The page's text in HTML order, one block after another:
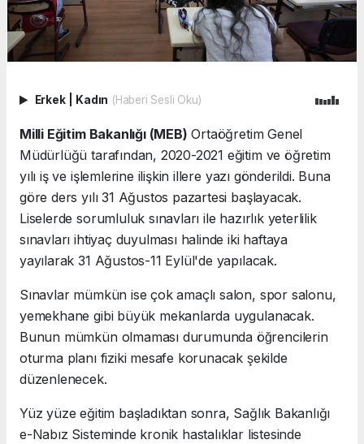
Erkek Kadın (Haberi Sesli Oku)
Milli Eğitim Bakanlığı (MEB) Ortaöğretim Genel
Müdürlüğü tarafından, 2020-2021 eğitim ve öğretim
yılı iş ve işlemlerine ilişkin illere yazı gönderildi. Buna
göre ders yılı 31 Ağustos pazartesi başlayacak.
Liselerde sorumluluk sınavları ile hazırlık yeterlilik
sınavları ihtiyaç duyulması halinde iki haftaya
yayılarak 31 Ağustos-11 Eylül'de yapılacak.
Sınavlar mümkün ise çok amaçlı salon, spor salonu,
yemekhane gibi büyük mekanlarda uygulanacak.
Bunun mümkün olmaması durumunda öğrencilerin
oturma planı fiziki mesafe korunacak şekilde
düzenlenecek.
Yüz yüze eğitim başladıktan sonra, Sağlık Bakanlığı
e-Nabız Sisteminde kronik hastalıklar listesinde